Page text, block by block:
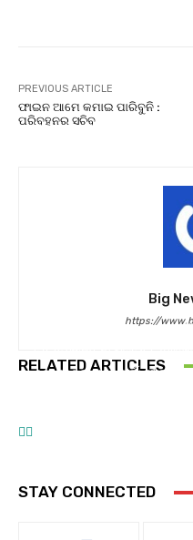
PREVIOUS ARTICLE
ଫାଇନ ଆମେ କମାଇ ପାରିବୁନି :
ପରିବହନର ସଚିବ
Big
https://
RELATED ARTICLES
ସୋଆରେ ଆନ୍ତର୍ଜାତୀୟ
STAY CONNECTED